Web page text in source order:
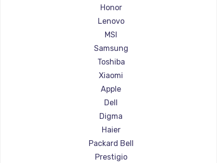
Ремонт ноутбуков Getac
Ремонт ноутбуков Epson
Ремонт ноутбуков Philips
Ремонт ноутбуков LG
Ремонт ноутбуков Panasonic
Ремонт ноутбуков Irbis
Ремонт ноутбуков Thunderobot
Ремонт ноутбуков Hasee
Ремонт ноутбуков ZTE
Ремонт ноутбуков Hiper
Ремонт ноутбуков Evga
Ремонт ноутбуков Google
Honor
Lenovo
MSI
Samsung
Toshiba
Xiaomi
Apple
Dell
Digma
Haier
Packard Bell
Prestigio